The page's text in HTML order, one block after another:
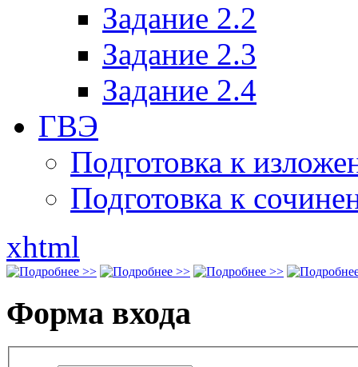
Задание 2.2
Задание 2.3
Задание 2.4
ГВЭ
Подготовка к
Подготовка к
xhtml
Форма входа